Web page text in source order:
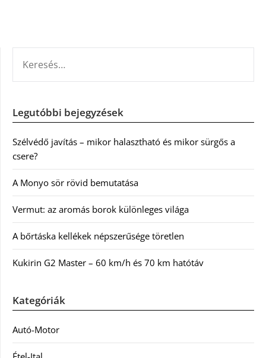
Legutóbbi bejegyzések
Szélvédő javítás – mikor halasztható és mikor sürgős a
csere?
A Monyo sör rövid bemutatása
Vermut: az aromás borok különleges világa
A bőrtáska kellékek népszerűsége töretlen
Kukirin G2 Master – 60 km/h és 70 km hatótáv
Kategóriák
Autó-Motor